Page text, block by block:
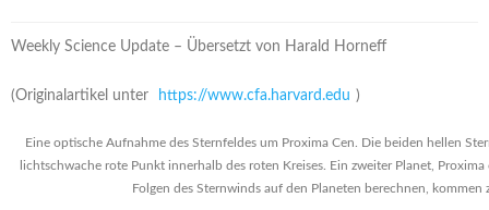
Weekly Science Update – Übersetzt von Harald Horneff
(Originalartikel unter https://www.cfa.harvard.edu )
Eine optische Aufnahme des Sternfeldes um Proxima Cen. Die beiden hellen
lichtschwache rote Punkt innerhalb des roten Kreises. Ein zweiter Planet,
Folgen des Sternwinds auf den Planeten berechnen,